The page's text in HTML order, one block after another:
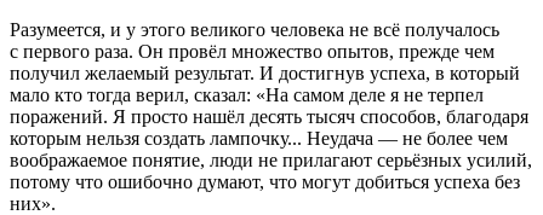
Разумеется, и у этого великого человека не всё получалось
с первого раза. Он провёл множество опытов, прежде чем
получил желаемый результат. И достигнув успеха, в который
мало кто тогда верил, сказал: «На самом деле я не терпел
поражений. Я просто нашёл десять тысяч способов, благодаря
которым нельзя создать лампочку... Неудача — не более чем
воображаемое понятие, люди не прилагают серьёзных усилий,
потому что ошибочно думают, что могут добиться успеха без
них».